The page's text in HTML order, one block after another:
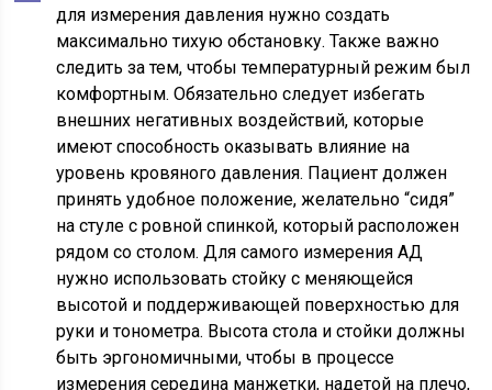
для измерения давления нужно создать
максимально тихую обстановку. Также важно
следить за тем, чтобы температурный режим был
комфортным. Обязательно следует избегать
внешних негативных воздействий, которые
имеют способность оказывать влияние на
уровень кровяного давления. Пациент должен
принять удобное положение, желательно “сидя”
на стуле с ровной спинкой, который расположен
рядом со столом. Для самого измерения АД
нужно использовать стойку с меняющейся
высотой и поддерживающей поверхностью для
руки и тонометра. Высота стола и стойки должны
быть эргономичными, чтобы в процессе
измерения середина манжетки, надетой на плечо,